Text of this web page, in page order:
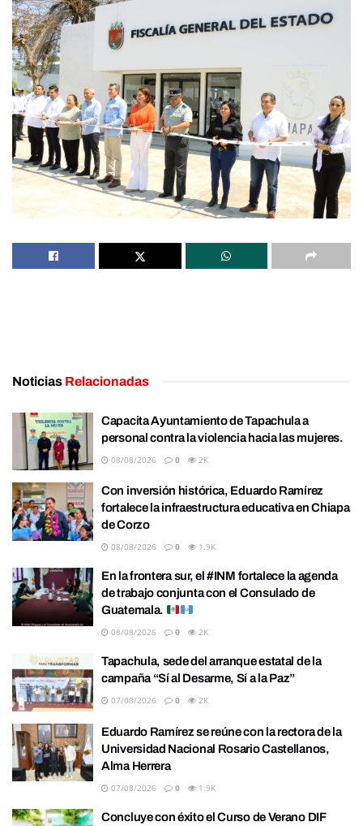
Noticias Relacionadas
Capacita Ayuntamiento de Tapachula a
personal contra la violencia hacia las mujeres.
08/08/2026 0 2K
Con inversión histórica, Eduardo Ramírez
fortalece la infraestructura educativa en Chiapa
de Corzo
08/08/2026 0 1.9K
En la frontera sur, el #INM fortalece la agenda
de trabajo conjunta con el Consulado de
Guatemala.
08/08/2026 0 2K
Tapachula, sede del arranque estatal de la
campaña “Sí al Desarme, Sí a la Paz”
07/08/2026 0 2K
Eduardo Ramírez se reúne con la rectora de la
Universidad Nacional Rosario Castellanos,
Alma Herrera
07/08/2026 0 1.9K
Concluye con éxito el Curso de Verano DIF